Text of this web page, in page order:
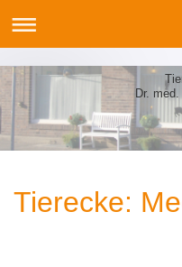
Dr.
Tierecke: